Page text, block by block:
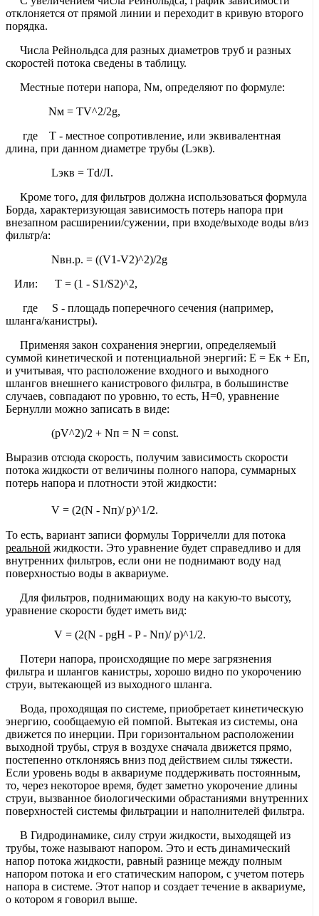
отклоняется от прямой линии и переходит в кривую второго
порядка.
Числа Рейнольдса для разных диаметров труб и разных
скоростей потока сведены в таблицу.
Местные потери напора, Nм, определяют по формуле:
Nм = TV^2/2g,
где T - местное сопротивление, или эквивалентная
длина, при данном диаметре трубы (Lэкв).
Lэкв = Td/Л.
Кроме того, для фильтров должна использоваться формула
Борда, характеризующая зависимость потерь напора при
внезапном расширении/сужении, при входе/выходе воды в/из
фильтр/а:
Nвн.р. = ((V1-V2)^2)/2g
Или: T = (1 - S1/S2)^2,
где S - площадь поперечного сечения (например,
шланга/канистры).
Применяя закон сохранения энергии, определяемый
суммой кинетической и потенциальной энергий: Е = Ек + Еп,
и учитывая, что расположение входного и выходного
шлангов внешнего канистрового фильтра, в большинстве
случаев, совпадают по уровню, то есть, Н=0, уравнение
Бернулли можно записать в виде:
(pV^2)/2 + Nп = N = const.
Выразив отсюда скорость, получим зависимость скорости
потока жидкости от величины полного напора, суммарных
потерь напора и плотности этой жидкости:
V = (2(N - Nп)/p)^1/2.
То есть, вариант записи формулы Торричелли для потока
реальной жидкости. Это уравнение будет справедливо и для
внутренних фильтров, если они не поднимают воду над
поверхностью воды в аквариуме.
Для фильтров, поднимающих воду на какую-то высоту,
уравнение скорости будет иметь вид:
V = (2(N - pgH - P - Nп)/ p)^1/2.
Потери напора, происходящие по мере загрязнения
фильтра и шлангов канистры, хорошо видно по укорочению
струи, вытекающей из выходного шланга.
Вода, проходящая по системе, приобретает кинетическую
энергию, сообщаемую ей помпой. Вытекая из системы, она
движется по инерции. При горизонтальном расположении
выходной трубы, струя в воздухе сначала движется прямо,
постепенно отклоняясь вниз под действием силы тяжести.
Если уровень воды в аквариуме поддерживать постоянным,
то, через некоторое время, будет заметно укорочение длины
струи, вызванное биологическими обрастаниями внутренних
поверхностей системы фильтрации и наполнителей фильтра.
В Гидродинамике, силу струи жидкости, выходящей из
трубы, тоже называют напором. Это и есть динамический
напор потока жидкости, равный разнице между полным
напором потока и его статическим напором, с учетом потерь
напора в системе. Этот напор и создает течение в аквариуме,
о котором я говорил выше.